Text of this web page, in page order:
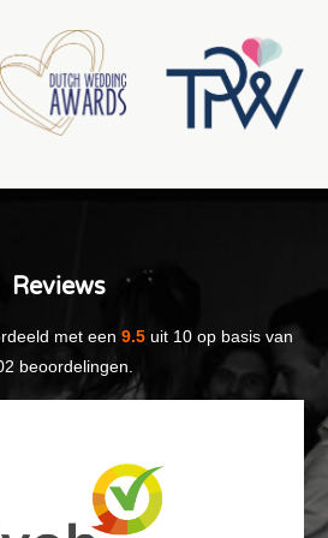
Reviews
met een 9.5 uit 10 op basis van
beoordelingen.